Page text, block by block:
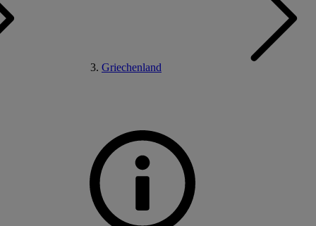
Griechenland